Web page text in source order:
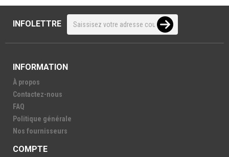
INFOLETTRE
INFORMATION
À propos
Contactez-nous
FAQ
Politique générale
Nos fournisseurs
COMPTE